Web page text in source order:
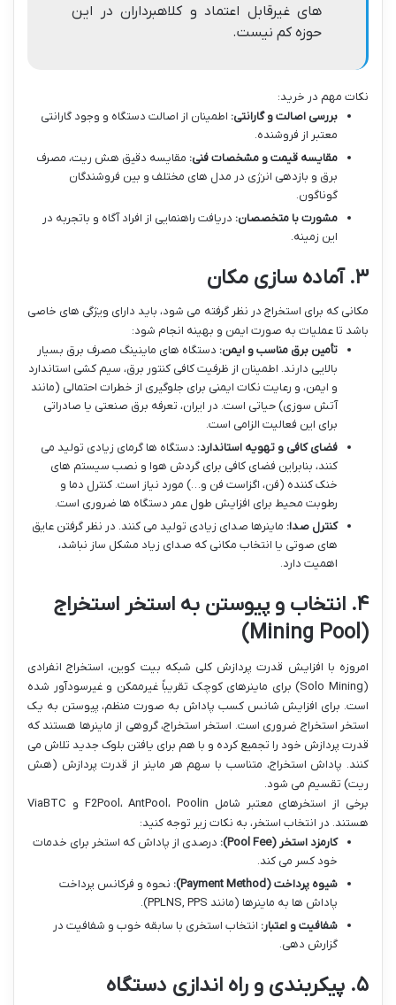
های غیرقابل اعتماد و کلاهبرداران در این
حوزه کم نیست.
نکات مهم در خرید:
بررسی اصالت و گارانتی: اطمینان از اصالت دستگاه و وجود گارانتی
معتبر از فروشنده.
مقایسه قیمت و مشخصات فنی: مقایسه دقیق هش ریت، مصرف
برق و بازدهی انرژی در مدل های مختلف و بین فروشندگان
گوناگون.
مشورت با متخصصان: دریافت راهنمایی از افراد آگاه و باتجربه در
این زمینه.
۳. آماده سازی مکان
مکانی که برای استخراج در نظر گرفته می شود، باید دارای ویژگی های خاصی
باشد تا عملیات به صورت ایمن و بهینه انجام شود:
تأمین برق مناسب و ایمن: دستگاه های ماینینگ مصرف برق بسیار
بالایی دارند. اطمینان از ظرفیت کافی کنتور برق، سیم کشی استاندارد
و ایمن، و رعایت نکات ایمنی برای جلوگیری از خطرات احتمالی (مانند
آتش سوزی) حیاتی است. در ایران، تعرفه برق صنعتی یا صادراتی
برای این فعالیت الزامی است.
فضای کافی و تهویه استاندارد: دستگاه ها گرمای زیادی تولید می
کنند، بنابراین فضای کافی برای گردش هوا و نصب سیستم های
خنک کننده (فن، اگزاست فن و…) مورد نیاز است. کنترل دما و
رطوبت محیط برای افزایش طول عمر دستگاه ها ضروری است.
کنترل صدا: ماینرها صدای زیادی تولید می کنند. در نظر گرفتن عایق
های صوتی یا انتخاب مکانی که صدای زیاد مشکل ساز نباشد،
اهمیت دارد.
۴. انتخاب و پیوستن به استخر استخراج
(Mining Pool)
امروزه با افزایش قدرت پردازش کلی شبکه بیت کوین، استخراج انفرادی
(Solo Mining) برای ماینرهای کوچک تقریباً غیرممکن و غیرسودآور شده
است. برای افزایش شانس کسب پاداش به صورت منظم، پیوستن به یک
استخر استخراج ضروری است. استخر استخراج، گروهی از ماینرها هستند که
قدرت پردازش خود را تجمیع کرده و با هم برای یافتن بلوک جدید تلاش می
کنند. پاداش استخراج، متناسب با سهم هر ماینر از قدرت پردازش (هش
ریت) تقسیم می شود.
برخی از استخرهای معتبر شامل F2Pool، AntPool، Poolin و ViaBTC
هستند. در انتخاب استخر، به نکات زیر توجه کنید:
کارمزد استخر (Pool Fee):
درصدی از پاداش که استخر برای خدمات
خود کسر می کند.
شیوه پرداخت (Payment Method):
نحوه و فرکانس پرداخت
پاداش ها به ماینرها (مانند PPLNS, PPS).
شفافیت و اعتبار: انتخاب استخری با سابقه خوب و شفافیت در
گزارش دهی.
۵. پیکربندی و راه اندازی دستگاه